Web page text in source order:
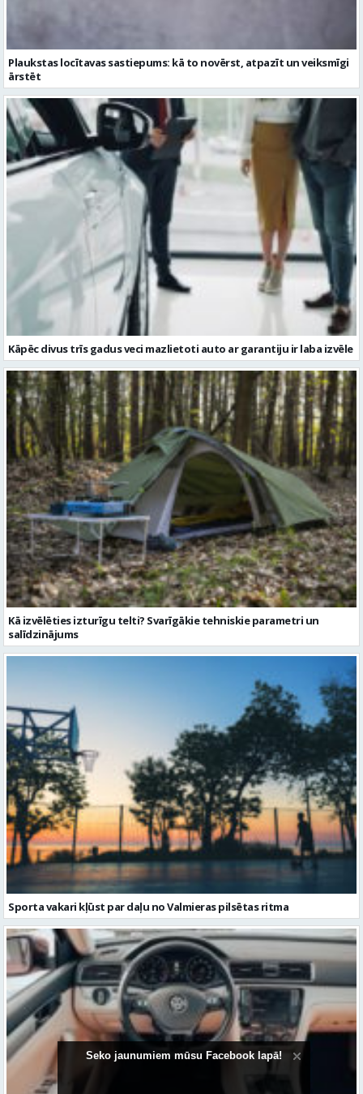
Kāpēc divus trīs gadus veci mazlietoti auto ar garantiju ir laba izvēle
Kā izvēlēties izturīgu telti? Svarīgākie tehniskie parametri un
salīdzinājums
Sporta vakari kļūst par daļu no Valmieras pilsētas ritma
Volkswagen Passat uzturēšana: praktiska pieeja ilgākam
Seko jaunumiem mūsu Facebook lapā!